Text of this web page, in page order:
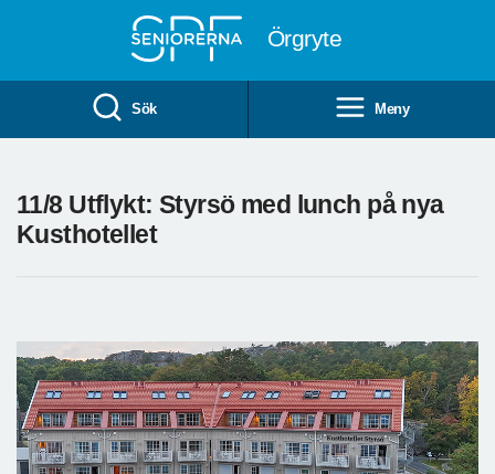
Örgryte
Sök Meny
11/8 Utflykt: Styrsö med lunch på nya
Kusthotellet